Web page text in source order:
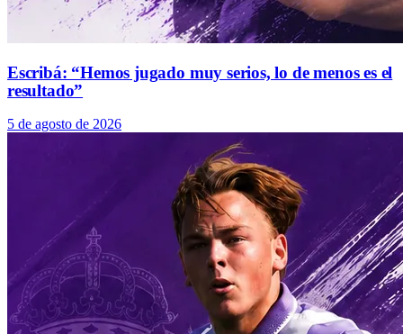
Escribá: “Hemos jugado muy serios, lo de menos es el
resultado”
5 de agosto de 2026